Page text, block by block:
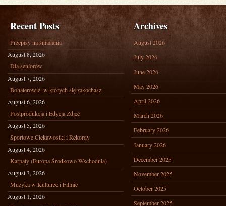
Recent Posts
Przepisy na śniadania
August 8, 2026
Dla seniorów
August 7, 2026
Bohaterowie, w których się zakochasz
August 6, 2026
Postprodukcja i Edycja Zdjęć
August 5, 2026
Sportowe Ciekawostki i Rekordy
August 4, 2026
Karpaty (Europa Środkowo-Wschodnia)
August 3, 2026
Muzyka w Kulturze i Filmie
August 1, 2026
Archives
August 2026
July 2026
June 2026
May 2026
April 2026
March 2026
February 2026
January 2026
December 2025
November 2025
October 2025
September 2025